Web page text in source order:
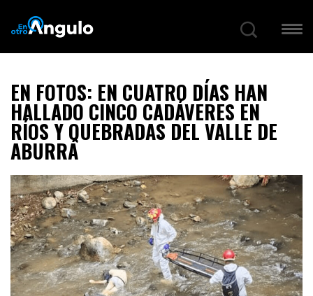
EN FOTOS: EN CUATRO DÍAS HAN
HALLADO CINCO CADÁVERES EN
RÍOS Y QUEBRADAS DEL VALLE DE
ABURRÁ